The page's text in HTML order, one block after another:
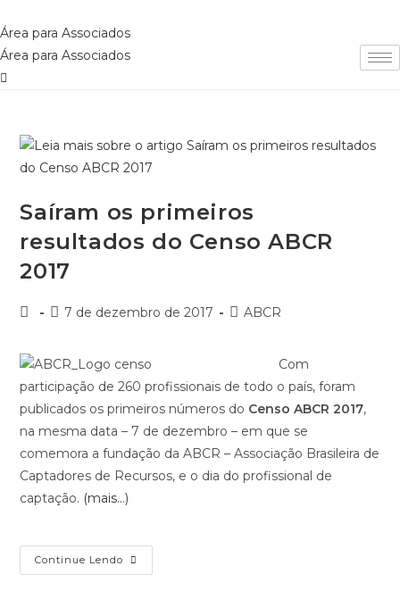
para
o
conteúdo
Área para Associados
Área para Associados
Saíram os primeiros
resultados do Censo ABCR
2017
AutorPost7 de dezembro de 2017
Categoria
ABCR
Com
participação de 260 profissionais de todo o país, foram
publicados os primeiros números do Censo ABCR 2017,
na mesma data – 7 de dezembro – em que se
comemora a fundação da ABCR – Associação Brasileira de
Captadores de Recursos, e o dia do profissional de
captação. (mais…)
Continue Lendo Saíram
Os